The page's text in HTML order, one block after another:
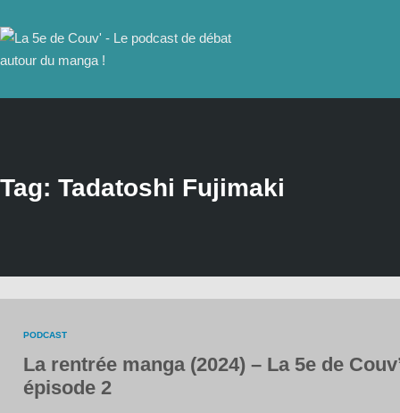
Tag: Tadatoshi Fujimaki
PODCAST
La rentrée manga (2024) – La 5e de
épisode 2